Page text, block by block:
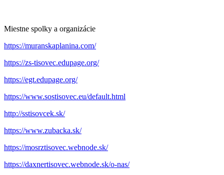
Miestne spolky a organizácie
https://muranskaplanina.com/
https://zs-tisovec.edupage.org/
https://egt.edupage.org/
https://www.sostisovec.eu/default.html
http://sstisovcek.sk/
https://www.zubacka.sk/
https://mosrztisovec.webnode.sk/
https://daxnertisovec.webnode.sk/o-nas/